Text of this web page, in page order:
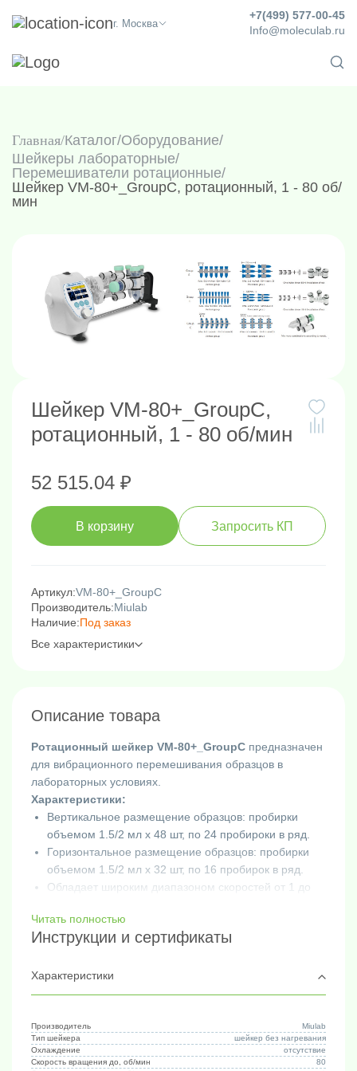
г. Москва
Info@moleculab.ru
+7(499) 577-00-45
Главная Каталог/Оборудование/
Шейкеры лабораторные/
Перемешиватели ротационные/
Шейкер VM-80+_GroupC, ротационный, 1 - 80 об/
мин
Шейкер VM-80+_GroupC,
ротационный, 1 - 80 об/мин
52 515.04 ₽
В корзину Запросить КП
Артикул:VM-80+_GroupC
Производитель:Miulab
Наличие:Под заказ
Все характеристики
Описание товара
Ротационный шейкер VM-80+_GroupC предназначен
для вибрационного перемешивания образцов в
лабораторных условиях.
Характеристики:
Вертикальное размещение образцов: пробирки
объемом 1.5/2 мл х 48 шт, по 24 пробироки в ряд.
Горизонтальное размещение образцов: пробирки
объемом 1.5/2 мл х 32 шт, по 16 пробирок в ряд.
Обладает широким диапазоном скоростей от 1 до
Осуществляет вибрационное перемешивание с
круговой орбитой встряхивания.
установить время работы от 1 минуты до 99 часов
59 минут.
подходит для смешивания образцов в
лабораторных исследованиях.
Шейкер обеспечивает равномерное и эффективное
Читать полностью
Инструкции и сертификаты
Характеристики
Производитель
Miulab
Тип шейкера
шейкер без нагревания
Охлаждение
отсутствие
Скорость вращения до, об/мин
80